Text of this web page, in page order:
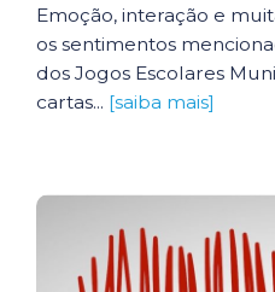
Emoção, interação e
os sentimentos
dos Jogos Escolares
cartas... [saiba mais]